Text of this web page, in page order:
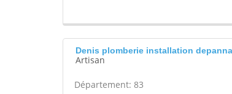
Denis plomberie installation
Artisan
Département: 83